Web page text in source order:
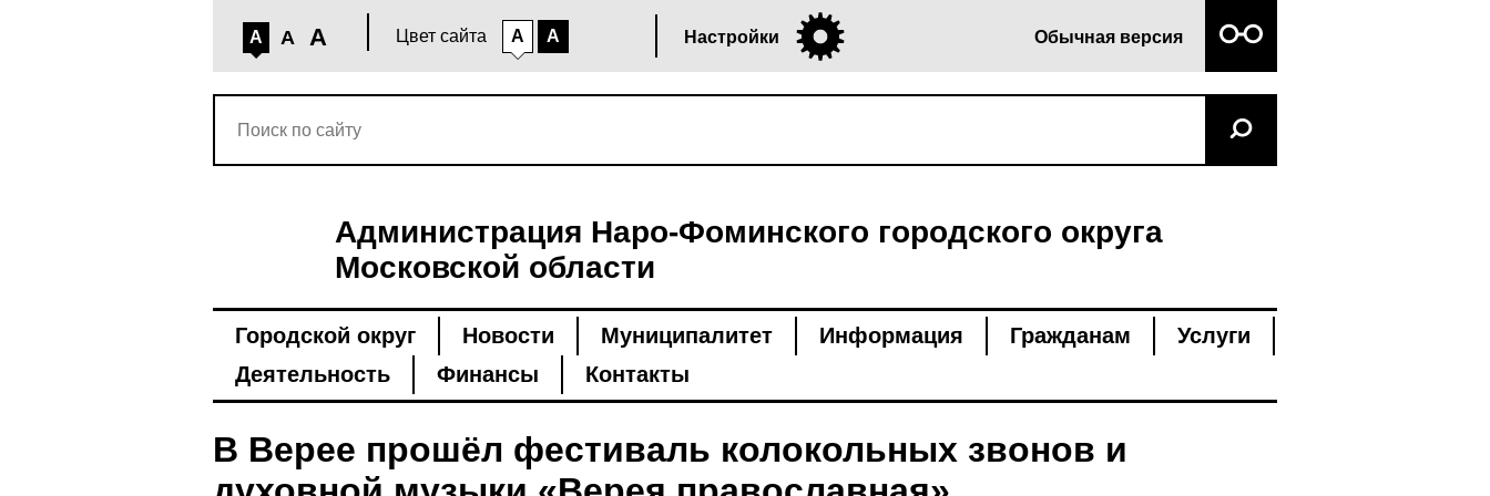
A A A Цвет сайта A A Настройки Обычная версия
Администрация Наро-Фоминского городского округа
Московской области
Городской округ Новости Муниципалитет Информация Гражданам
Услуги
Деятельность
Финансы Контакты
В Верее прошёл фестиваль колокольных звонов и